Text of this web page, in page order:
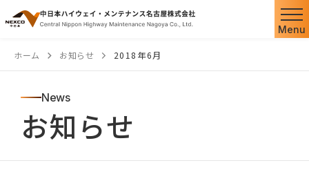
文
Menu
ホーム お知らせ 2018年6月
News
お知らせ